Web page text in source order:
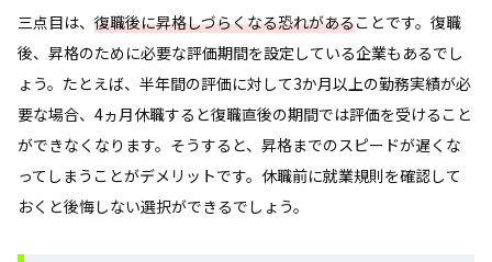
三点目は、 復職後に昇格しづらくなる恐れがあることです。復職
後、昇格のために必要な評価期間を設定している企業もあるでし
ょう。たとえば、半年間の評価に対して3か月以上の勤務実績が必
要な場合、4ヵ月休職すると復職直後の期間では評価を受けること
ができなくなります。そうすると、昇格までのスピードが遅くな
ってしまうことがデメリットです。休職前に就業規則を確認して
おくと後悔しない選択ができるでしょう。